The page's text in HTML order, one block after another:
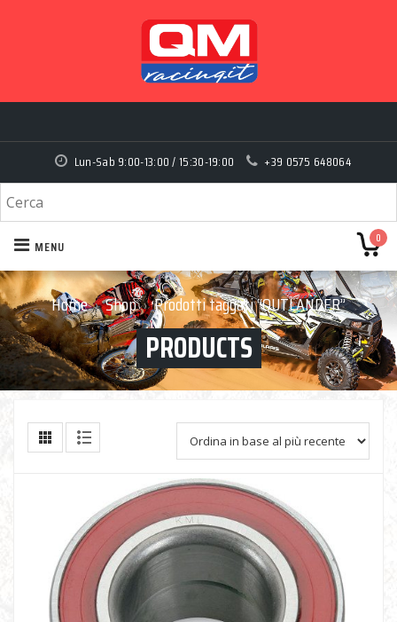
Lun-Sab 9:00-13:00 / 15:30-19:00 +39 0575 648064
0
MENU
Home › Shop › Prodotti taggati “OUTLANDER”
PRODUCTS